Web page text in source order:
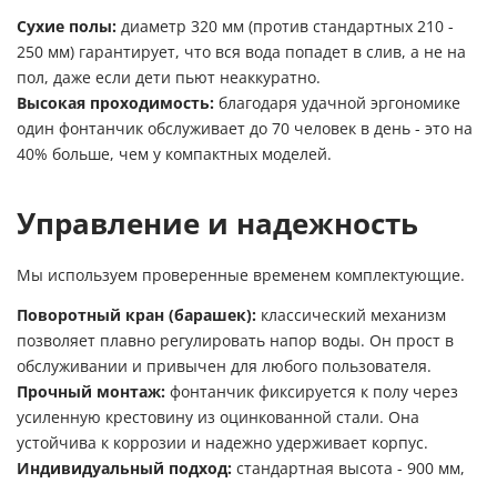
Сухие полы: диаметр 320 мм (против стандартных 210 -
250 мм) гарантирует, что вся вода попадет в слив, а не на
пол, даже если дети пьют неаккуратно.
Высокая проходимость: благодаря удачной эргономике
один фонтанчик обслуживает до 70 человек в день - это на
40% больше, чем у компактных моделей.
Управление и надежность
Мы используем проверенные временем комплектующие.
Поворотный кран (барашек): классический механизм
позволяет плавно регулировать напор воды. Он прост в
обслуживании и привычен для любого пользователя.
Прочный монтаж: фонтанчик фиксируется к полу через
усиленную крестовину из оцинкованной стали. Она
устойчива к коррозии и надежно удерживает корпус.
Индивидуальный подход: стандартная высота - 900 мм,